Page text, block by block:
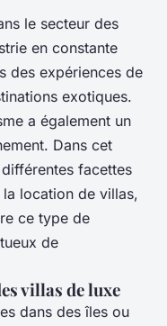
le secteur des
en constante
des expériences de
exotiques.
a également un
Dans cet
facettes
location de villas,
ce type de
de
villas de luxe
dans des îles ou